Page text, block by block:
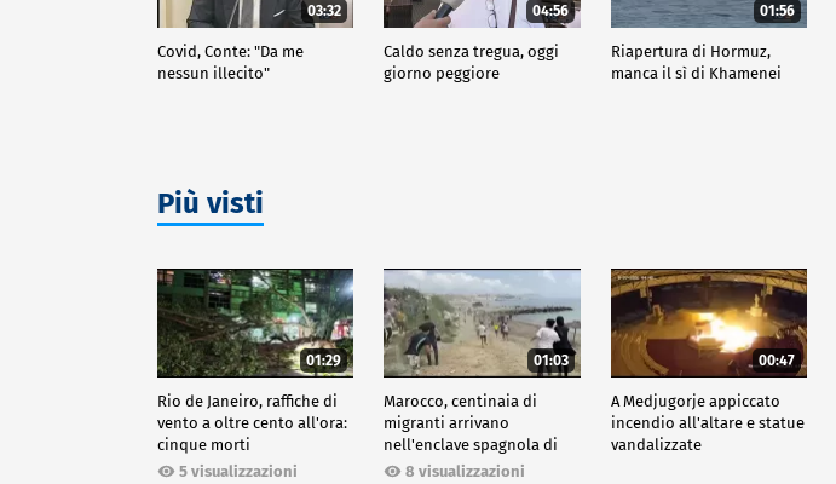
03:32
Covid, Conte: "Da me
nessun illecito"
04:56
Caldo senza tregua, oggi
giorno peggiore
01:56
Riapertura di Hormuz,
manca il sì di Khamenei
Più visti
01:29
Rio de Janeiro, raffiche di
vento a oltre cento all'ora:
cinque morti
5 visualizzazioni
01:03
Marocco, centinaia di
migranti arrivano
nell'enclave spagnola di
Ceuta8 visualizzazioni
00:47
A Medjugorje appiccato
incendio all'altare e statue
vandalizzate